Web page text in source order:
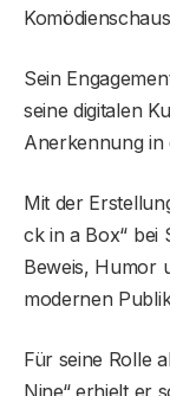
Sein
seine digitalen
Anerkennung
Mit der
ck in a Box“ bei
Beweis, Humor
modernen
Für seine Rolle